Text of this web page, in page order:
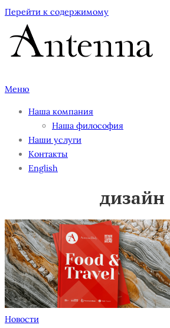
Перейти к содержимому
Меню
Наша компания
Наша философия
Наши услуги
Контакты
English
дизайн
Новости